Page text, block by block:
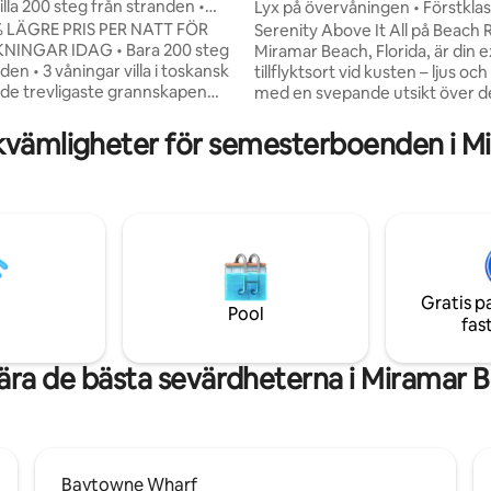
betyg, 230 omdömen
200 steg från stranden •
LÄGRE PRIS PER NATT FÖR
IDAG • Bara 200 steg
• 3 våningar villa i toskansk
trevligaste grannskapen
per natt av
vistelser under 7 nätter) •
att spara till önskelista och
"Kontakta värd" -knappen för
kryssning som kommer
på datumen för din
Lyx på övervåningen •
• Strandservice
Serenity Above It All på Beach
Miramar Beach, Florida, är din
tillflyktsort vid kusten – ljus
med en svepande utsikt över
förstklassiga, supertysta
översta våningen kombinerar
till Crab Island och Harborwalk. 15
minuter till SanDestin/
40 minuter till flygplatsen
för semesterboenden i
Pool
Gratis
de bästa sevärdheterna i Miramar
Baytowne Wharf